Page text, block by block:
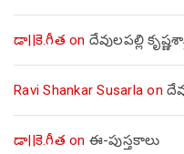
డా||కె.గీత on దేవులపల్లి
Ravi Shankar Susarla on
డా||కె.గీత on ఈ-పుస్తకాలు